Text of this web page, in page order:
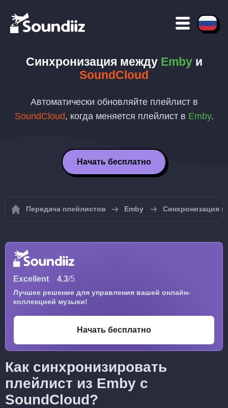
Синхронизация между Embyи
SoundCloud
Автоматически обновляйте плейлист в
SoundCloud, когда меняется плейлист в Emby.
Начать бесплатно
Передача плейлистов Emby Синхронизация
Excellent 4.3/5
Лучшее решение для управления вашей онлайн-
коллекцией музыки!
Начать бесплатно
Как синхронизировать
плейлист из Emby с
SoundCloud?